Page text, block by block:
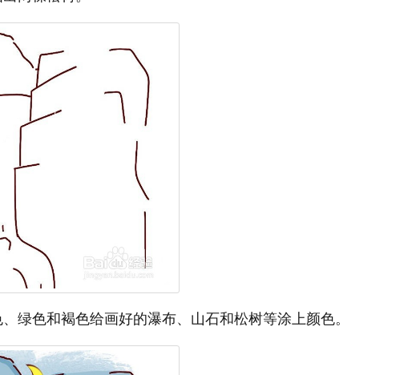
绿色和褐色给画好的瀑布、山石和松树等涂上颜色。